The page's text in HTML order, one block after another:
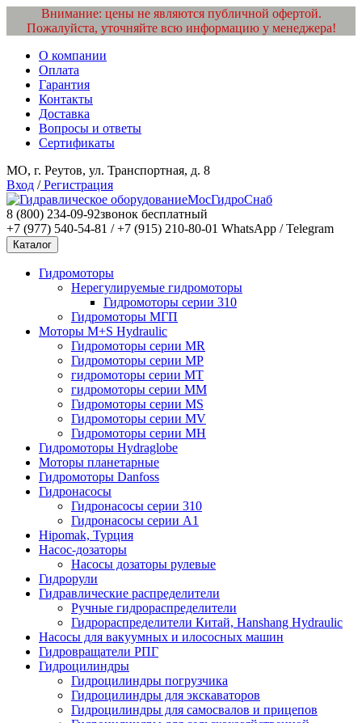
Внимание: цены не являются публичной офертой.
Пожалуйста, уточняйте всю информацию у менеджера!
О компании
Оплата
Гарантия
Контакты
Доставка
Вопросы и ответы
Сертификаты
МО, г. Реутов, ул. Транспортная, д. 8
Вход /Регистрация
МосГидроСнаб
8 (800) 234-09-92звонок бесплатный
+7 (977) 540-54-81 / +7 (915) 210-80-01 WhatsApp / Telegram
Каталог
Гидромоторы
Нерегулируемые гидромоторы
Гидромоторы серии 310
Гидромоторы МГП
Моторы M+S Hydraulic
Гидромоторы серии MR
Гидромоторы серии MP
гидромоторы серии MT
гидромоторы серии MM
Гидромоторы серии MS
Гидромоторы серии MV
Гидромоторы серии MH
Гидромоторы Hydraglobe
Моторы планетарные
Гидромоторы Danfoss
Гидронасосы
Гидронасосы серии 310
Гидронасосы серии А1
Hipomak, Турция
Насос-дозаторы
Насосы дозаторы рулевые
Гидрорули
Гидравлические распределители
Ручные гидрораспределители
Гидрораспределители Китай, Hanshang Hydraulic
Насосы для вакуумных и илососных машин
Гидровращатели РПГ
Гидроцилиндры
Гидроцилиндры погрузчика
Гидроцилиндры для экскаваторов
Гидроцилиндры для самосвалов и прицепов